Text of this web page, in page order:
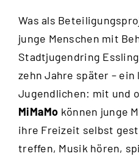
Was als
junge Menschen mit
Stadtjugendring
zehn Jahre später –
Jugendlichen: mit und
MiMaMo können junge
ihre Freizeit selbst
treffen, Musik hören,